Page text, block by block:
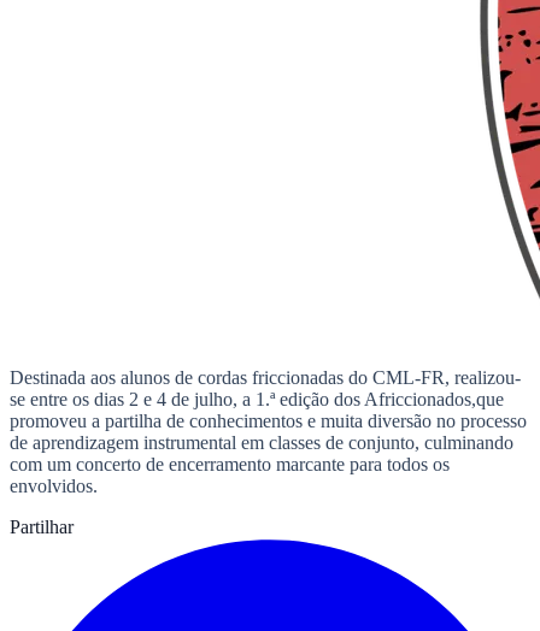
Destinada aos alunos de cordas friccionadas do CML-FR, realizou-
se entre os dias 2 e 4 de julho, a 1.ª edição dos Africcionados,que
promoveu a partilha de conhecimentos e muita diversão no processo
de aprendizagem instrumental em classes de conjunto, culminando
com um concerto de encerramento marcante para todos os
envolvidos.
Partilhar